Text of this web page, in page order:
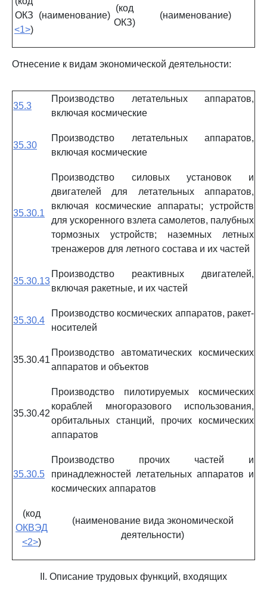
ОКЗ
<1>)
(наименование)
(код
ОКЗ)
(наименование)
Отнесение к видам экономической деятельности:
35.3
Производство летательных аппаратов,
включая космические
35.30
Производство летательных аппаратов,
включая космические
35.30.1
Производство силовых установок и
двигателей для летательных аппаратов,
включая космические аппараты; устройств
для ускоренного взлета самолетов, палубных
тормозных устройств; наземных летных
тренажеров для летного состава и их частей
35.30.13
Производство реактивных двигателей,
включая ракетные, и их частей
35.30.4
Производство космических аппаратов, ракет-
носителей
35.30.41
Производство автоматических космических
аппаратов и объектов
35.30.42
Производство пилотируемых космических
кораблей многоразового использования,
орбитальных станций, прочих космических
аппаратов
35.30.5
Производство прочих частей и
принадлежностей летательных аппаратов и
космических аппаратов
(код
ОКВЭД
<2>)
(наименование вида экономической
деятельности)
II. Описание трудовых функций, входящих